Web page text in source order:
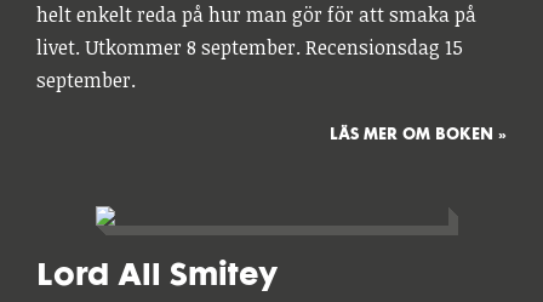
helt enkelt reda på hur man gör för att smaka på
livet. Utkommer 8 september. Recensionsdag 15
september.
LÄS MER OM BOKEN »
Lord All Smitey